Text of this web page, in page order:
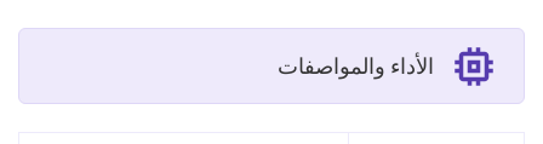
الأداء والمواصفات